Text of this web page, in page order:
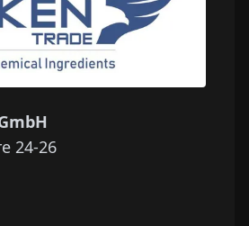
24-26